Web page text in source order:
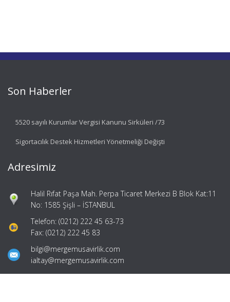
Son Haberler
5520 sayılı Kurumlar Vergisi Kanunu Sirküleri /73
Sigortacılık Destek Hizmetleri Yönetmeliği Değişti
Adresimiz
Halil Rıfat Paşa Mah. Perpa Ticaret Merkezi B Blok Kat:11
No: 1585 Şişli – İSTANBUL
Telefon: (0212) 222 45 63-73
Fax: (0212) 222 45 83
bilgi@mergemusavirlik.com
ialtay@mergemusavirlik.com